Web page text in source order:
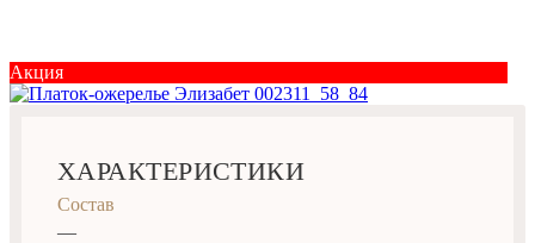
Акция
ХАРАКТЕРИСТИКИ
Состав
—